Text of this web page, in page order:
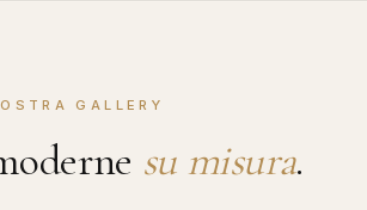
GALLERY
su misura.